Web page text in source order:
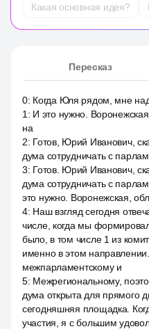
Какая основная идея?
Пересказ
0: Когда Юля рядом, мне
1 : И это нужно.
на
2: Готов, Юрий Иванович,
дума сотрудничать с
3: Готов. Юрий Иванович,
дума сотрудничать с
это нужно. Воронежская,
4: Наш взгляд сегодня
числе, когда мы
было, в том числе 1 из
именно в этом
межпарламентскому и
5: Межрегиональному,
дума открыта для прямого
сегодняшняя площадка.
участия, я с большим